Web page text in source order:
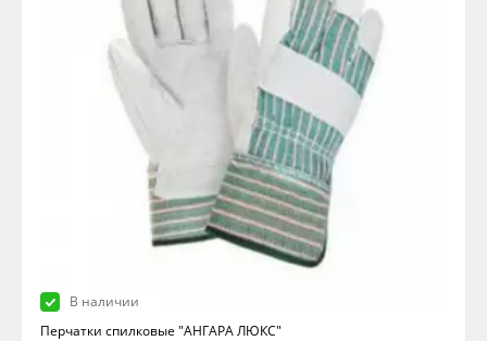
В наличии
Перчатки спилковые "АНГАРА ЛЮКС"